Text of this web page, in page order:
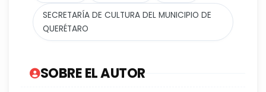
SECRETARÍA DE CULTURA DEL MUNICIPIO DE
QUERÉTARO
SOBRE EL AUTOR